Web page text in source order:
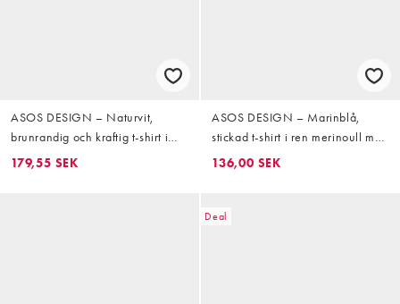
ASOS DESIGN – Naturvit,
brunrandig och kraftig t-shirt i
relaxed fit med långa ärmar
179,55 SEK
ASOS DESIGN – Marinblå,
stickad t-shirt i ren merinoull med
långa ärmar och rund
136,00 SEK
Deal